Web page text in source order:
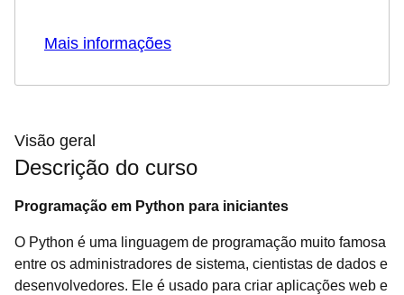
Visão geral
Descrição do curso
Programação em Python para iniciantes
O Python é uma linguagem de programação muito famosa
entre os administradores de sistema, cientistas de dados e
desenvolvedores. Ele é usado para criar aplicações web e
Mais informações